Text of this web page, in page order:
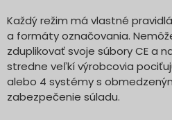
Každý režim má vlastné
a formáty označovania.
zduplikovať svoje súbory CE a
stredne veľkí výrobcovia
alebo 4 systémy s
zabezpečenie súladu.